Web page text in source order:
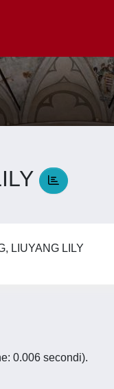
LIUYANG LILY
0.006 secondi).